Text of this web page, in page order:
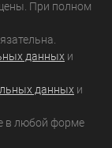
При полном
данных и
данных и
в любой форме